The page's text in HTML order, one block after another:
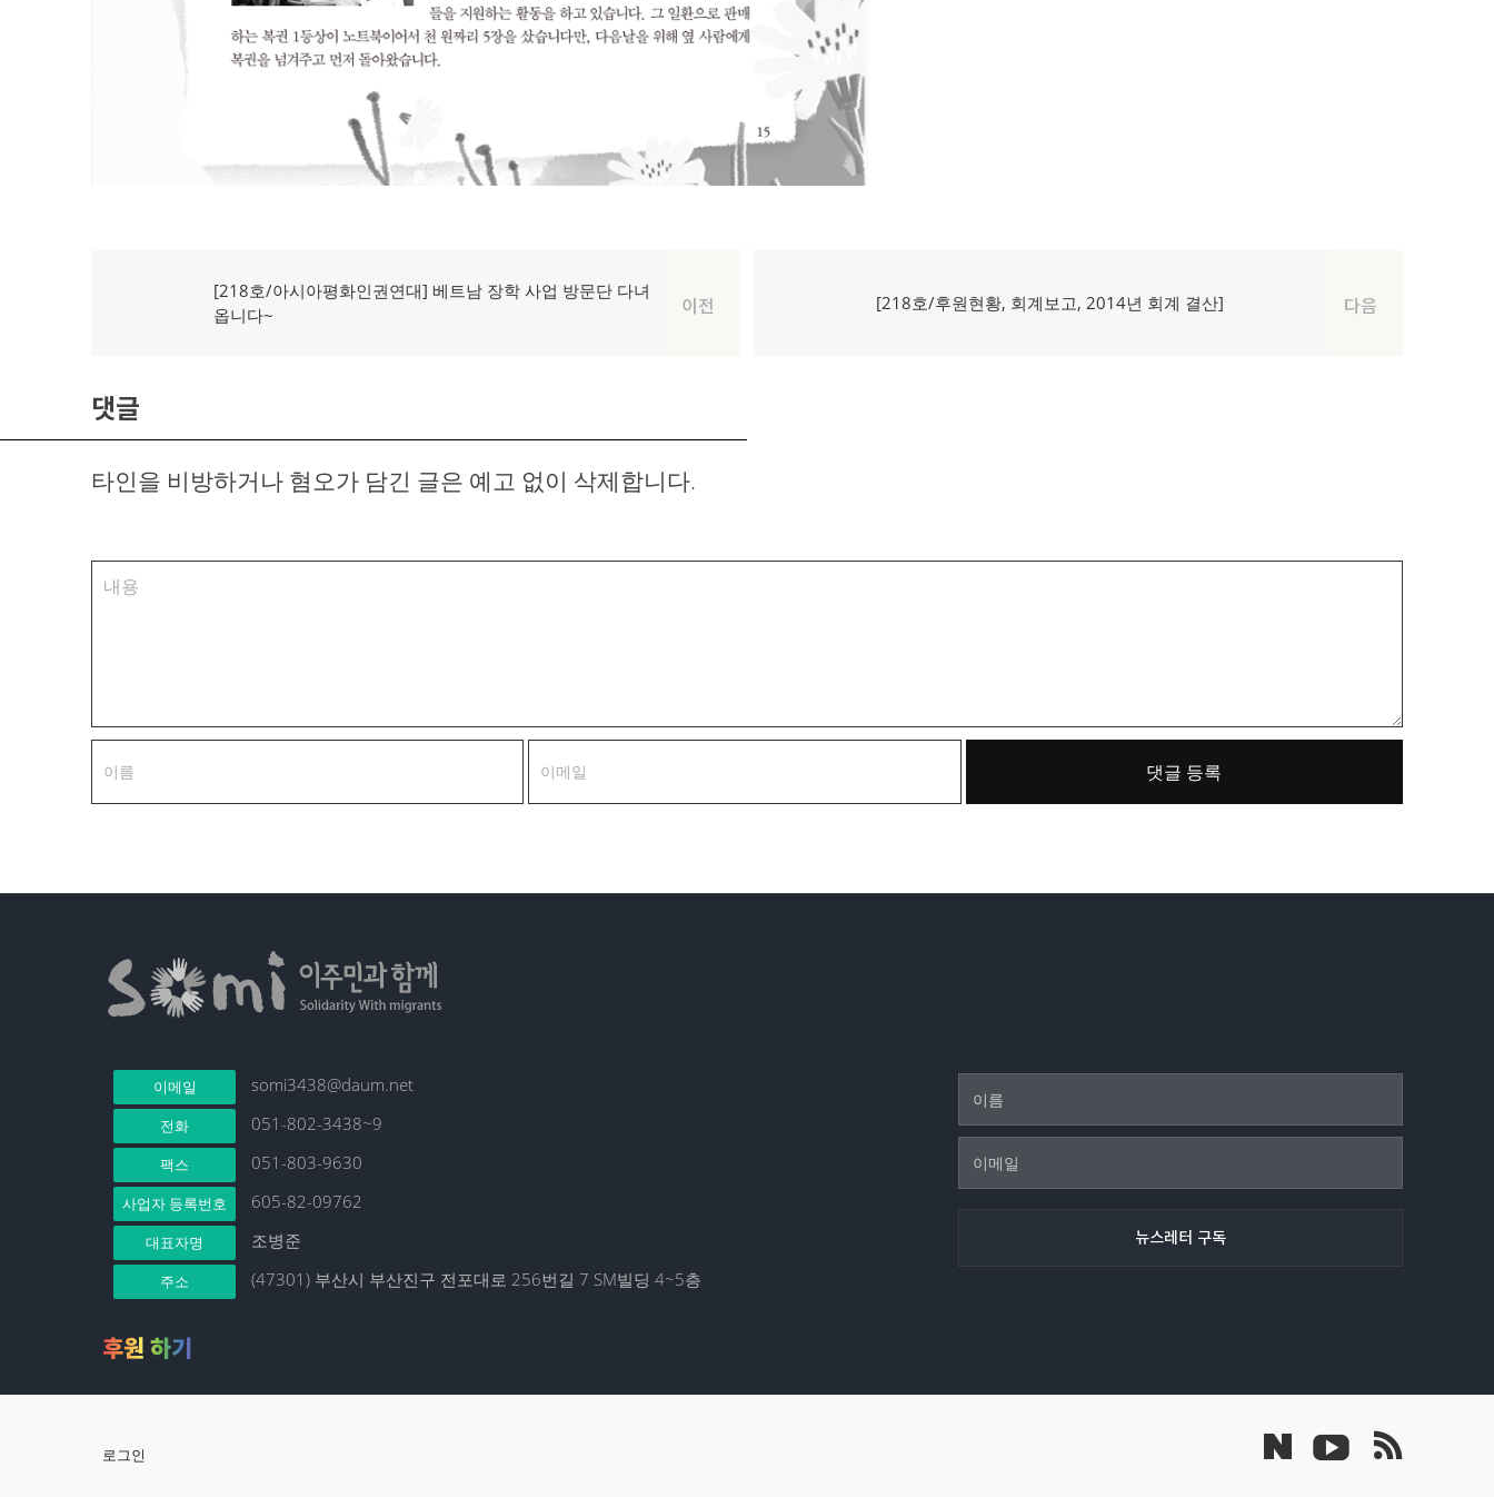
이전
이
전
[218호/아시아평화인권연대] 베트남 장학 사업 방문단 다녀
옵니다~
다음
다
[218호/후원현황, 회계보고, 2014년 회계 결산]
댓글
타인을 비방하거나 혐오가 담긴 글은 예고 없이 삭제합니다.
이메일 somi3438@daum.net
전화 051-802-3438~9
팩스 051-803-9630
사업자 등록번호 605-82-09762
대표자명 조병준
주소 (47301) 부산시 부산진구 전포대로 256번길 7 SM빌딩 4~5층
후원 하기
로그인